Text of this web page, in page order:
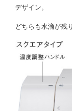
デザイン。
どちらも水滴が残